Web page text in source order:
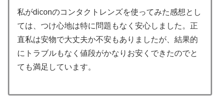
私がdiconのコンタクトレンズを使ってみた感想とし
ては、つけ心地は特に問題もなく安心しました。正
直私は安物で大丈夫か不安もありましたが、結果的
にトラブルもなく値段がかなりお安くできたのでと
ても満足しています。